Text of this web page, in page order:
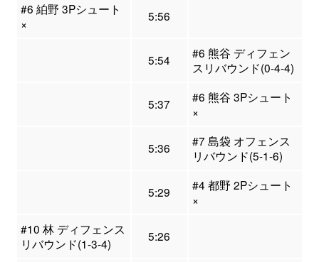
#6 絈野 3Pシュート
×
5:56
5:54
#6 熊谷 ディフェン
スリバウンド(0-4-4)
5:37
#6 熊谷 3Pシュート
×
5:36
#7 島袋 オフェンス
リバウンド(5-1-6)
5:29
#4 都野 2Pシュート
×
#10 林 ディフェンス
リバウンド(1-3-4)
5:26